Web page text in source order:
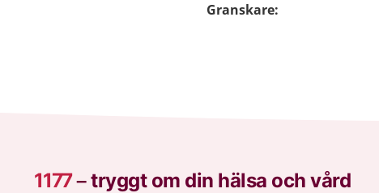
Granskare:
1177–tryggt om din hälsa och vård